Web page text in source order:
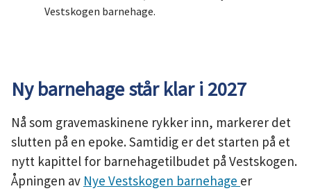
Vestskogen barnehage.
Ny barnehage står klar i 2027
Nå som gravemaskinene rykker inn, markerer det
slutten på en epoke. Samtidig er det starten på et
nytt kapittel for barnehagetilbudet på Vestskogen.
Åpningen av Nye Vestskogen barnehage er